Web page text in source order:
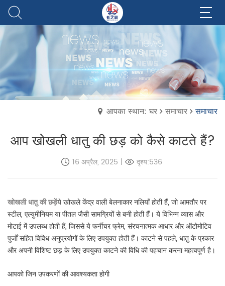
आपका स्थान: घर समाचार समाचार
आप खोखली धातु की छड़ को कैसे काटते हैं?
16 अप्रैल, 2025 | दृश्य:536
खोखली धातु की छड़ेंये खोखले केंद्र वाली बेलनाकार नलियाँ होती हैं, जो आमतौर पर
स्टील, एल्युमीनियम या पीतल जैसी सामग्रियों से बनी होती हैं। ये विभिन्न व्यास और
मोटाई में उपलब्ध होती हैं, जिससे ये फर्नीचर फ्रेम, संरचनात्मक आधार और ऑटोमोटिव
पुर्जों सहित विविध अनुप्रयोगों के लिए उपयुक्त होती हैं। काटने से पहले, धातु के प्रकार
और अपनी विशिष्ट छड़ के लिए उपयुक्त काटने की विधि की पहचान करना महत्वपूर्ण है।
आपको जिन उपकरणों की आवश्यकता होगी